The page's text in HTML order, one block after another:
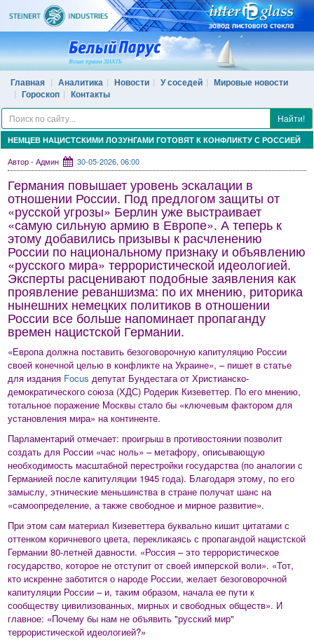
Главная Аналитика Новости У соседей
Мировые новости
Гороскоп
Контакты
Найти!
НЕМЦЕВ НАЦИСТСКИМИ ЛОЗУНГАМИ ГОТОВЯТ К КОНФЛИКТУ С РОССИЕЙ
Автор - Админ 30-05-2026, 06:00
Германия повышает уровень эскалации в
отношении России. Под предлогом защиты от
«русской угрозы» Берлин уже выстраивает
«самую сильную армию в Европе». А теперь к
этому добавились призывы к расчленению
России по национальному признаку и объявлению
«русского мира» террористической идеологией.
Эксперты расценивают подобные заявления как
проявление реваншизма: по их мнению, риторика
нынешних немецких политиков в отношении
России все больше напоминает пропаганду
времен нацистской Германии.
«Европа должна поставить безоговорочную капитуляцию России
своей конечной целью в конфликте на Украине», – пишет в статье
для издания Focus депутат Бундестага от Христианско-
демократического союза (ХДС) Родерик Кизеветтер. По его мнению,
тотальное поражение Москвы стало бы «ключевым фактором для
установления мира» на континенте.
Парламентарий отмечает: проигрыш в противостоянии позволит
создать для России «час ноль» – метафору, описывающую
необходимость масштабной перестройки государства (по аналогии с
Германией после капитуляции 1945 года). Благодаря этому, по его
замыслу, этнические меньшинства в стране получат шанс на
«самоопределение, а также свободное и мирное развитие».
При этом сам материал Кизеветтера буквально кишит цитатами с
оттенком коричневого цвета, перекликаясь с пропагандой нацистской
Германии 80-летней давности. «Россия – это террористическое
государство, которое не отступит от своей имперской воли». «Тот,
кто искренне заботится о народе России, желает безоговорочной
капитуляции России – и, таким образом, начала ее пути к
сообществу цивилизованных, мирных и свободных обществ». И
главное: «Почему бы нам не объявить "русский мир"
террористической идеологией?»